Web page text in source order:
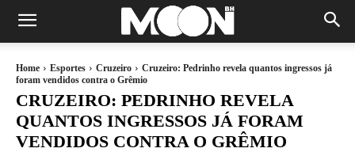
Home Esportes Cruzeiro
Cruzeiro: Pedrinho revela quantos ingressos já
foram vendidos contra o Grêmio
CRUZEIRO: PEDRINHO REVELA
QUANTOS INGRESSOS JÁ FORAM
VENDIDOS CONTRA O GRÊMIO